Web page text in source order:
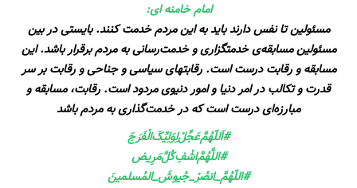
امام خامنه ای:
مسئولین تا نفس دارند باید به این مردم خدمت کنند. بایستی در بین
مسئولین مسابقه‌ی خدمتگزاری و خدمت‌رسانی به مردم برقرار باشد. این
مسابقه و رقابت درست است. رقابتهای سیاسی و جناحی و رقابت بر سر
قدرت و تکالب در امر دنیا و امور دنیوی مردود است. رقابت، مسابقه و
مبارزه‌ای درست است که در خدمت‌گذاری به مردم باشد
#اَللّهُمَّ‌عَجِّلْ‌لِوَلِيِّکَ‌الْفَرَجَ
#اللَّهُمَّ‌اشْفِ‌کُلَّ‌مَرِیض
#اللّهُمَّ_انصُرْ_جُيوشَ_المُسلمينَ